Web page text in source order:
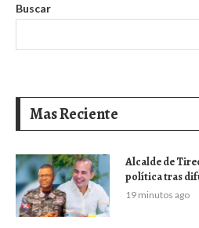
Buscar
Mas Reciente
Alcalde de
política tras
19 minutos ago